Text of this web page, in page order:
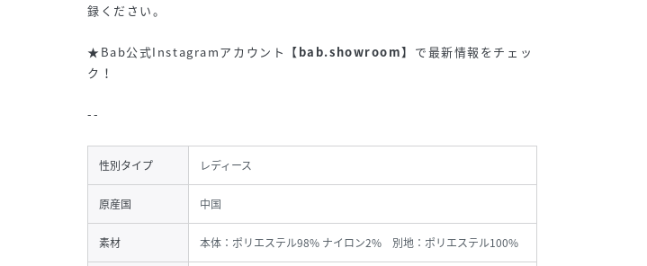
録ください。
★Bab公式Instagramアカウント 【bab.showroom】 で最新情報をチェッ
ク！
--
性別タイプ レディース
原産国 中国
素材 本体：ポリエステル98% ナイロン2% 別地：ポリエステル100%